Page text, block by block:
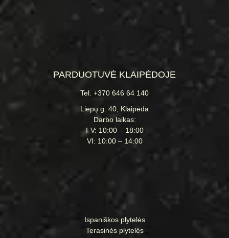
PARDUOTUVĖ KLAIPĖDOJE
Tel. +370 646 64 140
Liepų g. 40, Klaipėda
Darbo laikas:
I-V: 10:00 – 18:00
VI: 10:00 – 14:00
Ispaniškos plytelės
Terasinės plytelės